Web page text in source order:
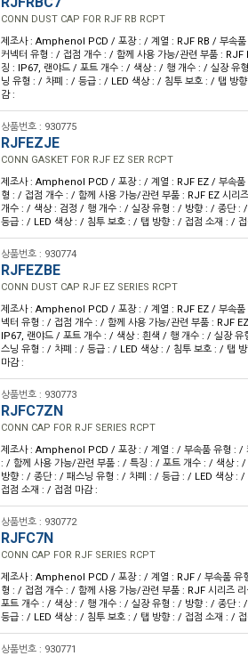
CONN DUST CAP FOR RJF RB RCPT
제조사 : Amphenol PCD / 포장 : / 계열 : RJF RB / 부속품
커넥터 유형 : / 접점 개수 : / 함께 사용 가능/관련 부품 : RJF
징 : IP67, 랜야드 / 포트 개수 : / 색상 : / 행 개수 : / 실장 유
닝 유형 : / 차폐 : / 등급 : / LED 색상 : / 침투 보호 : / 탭 방
감 :
상품번호 : 930775
RJFEZJE
CONN GASKET FOR RJF EZ SER RCPT
제조사 : Amphenol PCD / 포장 : / 계열 : RJF EZ / 부속품
형 : / 접점 개수 : / 함께 사용 가능/관련 부품 : RJF EZ 시리
개수 : / 색상 : 검정 / 행 개수 : / 실장 유형 : / 방향 : / 종단 :
등급 : / LED 색상 : / 침투 보호 : / 탭 방향 : / 접점 소재 : /
상품번호 : 930774
RJFEZBE
CONN DUST CAP RJF EZ SERIES RCPT
제조사 : Amphenol PCD / 포장 : / 계열 : RJF EZ / 부속품
넥터 유형 : / 접점 개수 : / 함께 사용 가능/관련 부품 : RJF
IP67, 랜야드 / 포트 개수 : / 색상 : 흰색 / 행 개수 : / 실장
스닝 유형 : / 차폐 : / 등급 : / LED 색상 : / 침투 보호 : / 탭
마감 :
상품번호 : 930773
RJFC7ZN
CONN CAP FOR RJF SERIES RCPT
제조사 : Amphenol PCD / 포장 : / 계열 : / 부속품 유형 : /
: / 함께 사용 가능/관련 부품 : / 특징 : / 포트 개수 : / 색상 :
방향 : / 종단 : / 패스닝 유형 : / 차폐 : / 등급 : / LED 색상 :
접점 소재 : / 접점 마감 :
상품번호 : 930772
RJFC7N
CONN CAP FOR RJF SERIES RCPT
제조사 : Amphenol PCD / 포장 : / 계열 : RJF / 부속품 유
형 : / 접점 개수 : / 함께 사용 가능/관련 부품 : RJF 시리즈
포트 개수 : / 색상 : / 행 개수 : / 실장 유형 : / 방향 : / 종단 :
등급 : / LED 색상 : / 침투 보호 : / 탭 방향 : / 접점 소재 : /
상품번호 : 930771